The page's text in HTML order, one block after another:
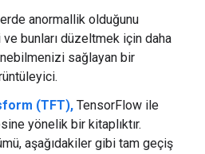
anormallik olduğunu
bunları düzeltmek için daha
sağlayan bir
(TFT), TensorFlow ile
yönelik bir kitaplıktır.
aşağıdakiler gibi tam geçiş